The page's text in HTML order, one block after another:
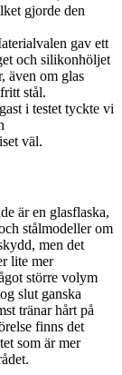
gjorde den
gav ett
och silikonhöljet
även om glas
stål.
i testet tyckte vi
väl.
är en glasflaska,
stålmodeller om
men det
lite mer
större volym
slut ganska
tränar hårt på
finns det
som är mer